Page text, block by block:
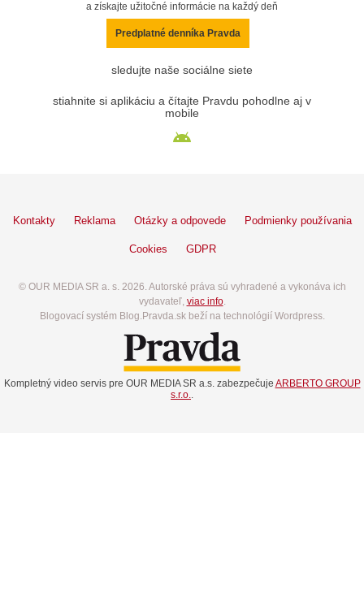
a získajte užitočné informácie na každý deň
Predplatné denníka Pravda
sledujte naše sociálne siete
stiahnite si aplikáciu a čítajte Pravdu pohodlne aj v
mobile
Kontakty Reklama Otázky a odpovede Podmienky používania
Cookies GDPR
© OUR MEDIA SR a. s. 2026. Autorské práva sú vyhradené a vykonáva ich
vydavateľ, viac info.
Blogovací systém Blog.Pravda.sk beží na technológií Wordpress.
Kompletný video servis pre OUR MEDIA SR a.s. zabezpečuje ARBERTO GROUP
s.r.o..